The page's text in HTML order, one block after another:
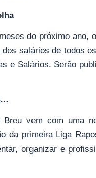
do próximo ano,
salários de todos
e Salários. Serão
Breu vem com uma
da primeira Liga
organizar e